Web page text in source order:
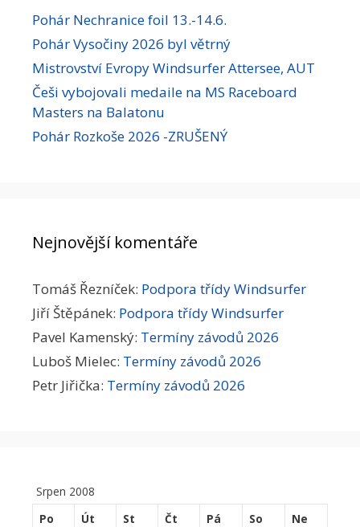
Pohár Nechranice foil 13.-14.6.
Pohár Vysočiny 2026 byl větrný
Mistrovství Evropy Windsurfer Attersee, AUT
Češi vybojovali medaile na MS Raceboard
Masters na Balatonu
Pohár Rozkoše 2026 -ZRUŠENÝ
Nejnovější komentáře
Tomáš Řezníček: Podpora třídy Windsurfer
Jiří Štěpánek: Podpora třídy Windsurfer
Pavel Kamenský: Termíny závodů 2026
Luboš Mielec: Termíny závodů 2026
Petr Jiřička: Termíny závodů 2026
Srpen 2008
Po
Út St Čt Pá So Ne